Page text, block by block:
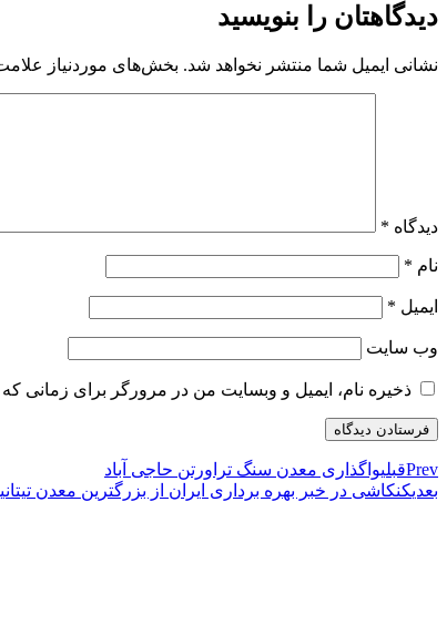
دیدگاهتان را بنویسید
نشانی ایمیل شما منتشر نخواهد شد. بخش‌های موردنیاز
دیدگاه *
نام *
ایمیل *
وب‌ سایت
ذخیره نام، ایمیل و وبسایت من در مرورگر برای زمانی
Prevقبلیواگذاری معدن سنگ تراورتن حاجی آباد
بعدیکنکاشی در خبر بهره برداری ایران از بزرگترین معدن